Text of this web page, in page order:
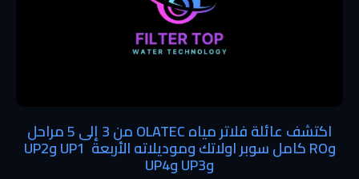
اكتشف عائلة فلاتر مياه OLATEC من 3 إلى 5 مراحل
وRO كامل سوبر اولاتك وموديلاته الأربعة UP1 وUP2
وUP3 وUP4